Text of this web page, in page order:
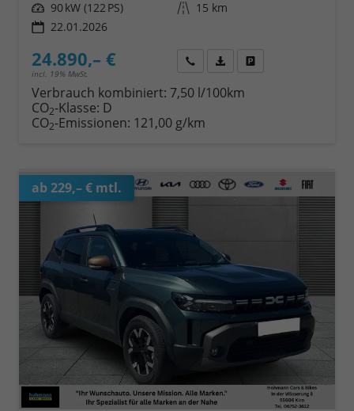
Leistung 90 kW (122 PS) Kilometerstand 15 km
22.01.2026
24.890,– €
incl. 19% MwSt.
Wir rufen Sie anFahrzeugexposé (PDF)
Verbrauch kombiniert: 7,50 l/100km
CO2-Klasse: D
CO2-Emissionen: 121,00 g/km
ab 229,– € mtl.